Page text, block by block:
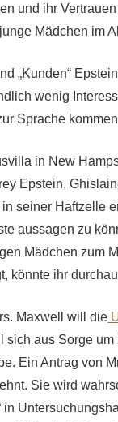
und ihr
Mädchen im
„Kunden“
wenig
Sprache
in New
Epstein,
seiner Haftzelle
aussagen zu
Mädchen zum
könnte ihr
Maxwell will die
sich aus Sorge
Ein Antrag von
Sie wird
in